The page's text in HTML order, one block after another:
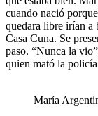
cuando nació
quedara libre irían a
Casa Cuna. Se
paso. “Nunca la
quien mató la
María